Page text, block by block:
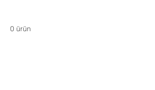
0 ürün